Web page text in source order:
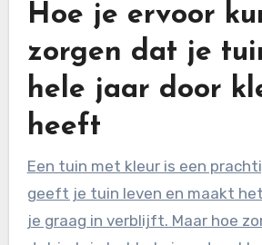
Hoe je ervoor
zorgen dat je
hele jaar door
heeft
Een tuin met kleur is een prachtig gezicht. Het
geeft je tuin leven en maakt
je graag in verblijft. Maar hoe